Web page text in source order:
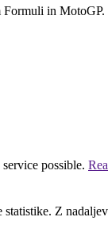
in
possible.
Z